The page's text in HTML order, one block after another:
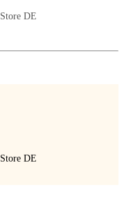
DE
DE